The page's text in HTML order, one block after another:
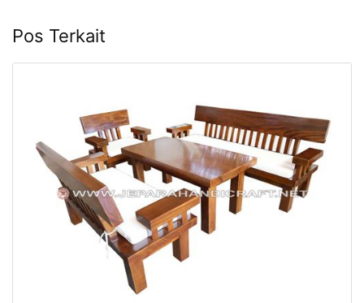
Pos Terkait